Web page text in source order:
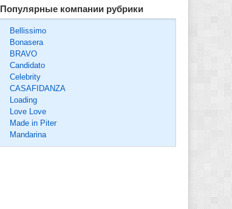
Популярные компании рубрики
Bellissimo
Bonasera
BRAVO
Candidato
Celebrity
CASAFIDANZA
Loading
Love Love
Made in Piter
Mandarina